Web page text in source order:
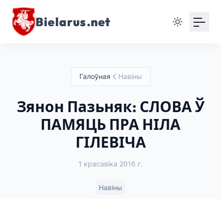
Bielarus.net
Галоўная Навіны
Зянон Пазьняк: СЛОВА Ў
ПАМЯЦЬ ПРА НІЛА
ГІЛЕВІЧА
1 красавіка 2016 г.
Навіны